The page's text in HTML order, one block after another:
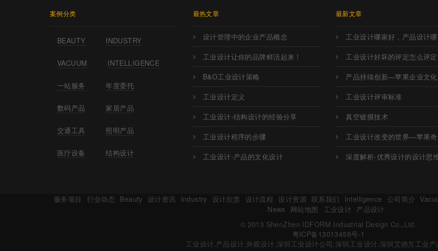
案例分类
BEAUTY INDUSTRY
VACUUM INTELLIGENCE
一站服务 年度委托
数码产品 家居产品
交通工具 照明产品
医疗设备 结构设计
最热文章
设计管理中的企业产品概念
工业设计让你的品牌鲜活起来！
B&O工业设计策略
工业设计定义
工业设计-结构设计的经验分享
工业设计程序的步骤
工业设计-产品的文化设计
最新文章
工业设计哪家好，产品设计
工业设计好坏的评定怎么评定
产品持续创新—苹果企业文
工业设计评审标准
真空镀膜技术
工业设计改变的世界—苹果
深度解析-优秀设计的设计思
服务项目 行业动态 Beauty 设计资讯 Industry 设计欣赏 设计流程 设计资源 联系我们 Intelligence 公司简介
News
网站地图 工业设计 产品设计
© 2013 ShenZhen IDFORM Industrial Design Co.,Ltd.
粤ICP备13013459号-1
工业设计,产品设计,外观设计,深圳工业设计公司,深圳工业设计,深圳艾德方工业